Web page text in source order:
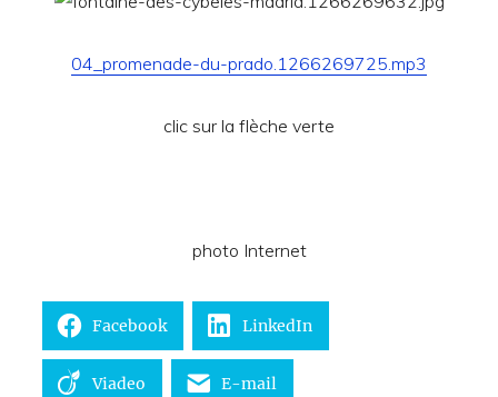
04_promenade-du-prado.1266269725.mp3
clic sur la flèche verte
photo Internet
Facebook LinkedIn
Viadeo E-mail